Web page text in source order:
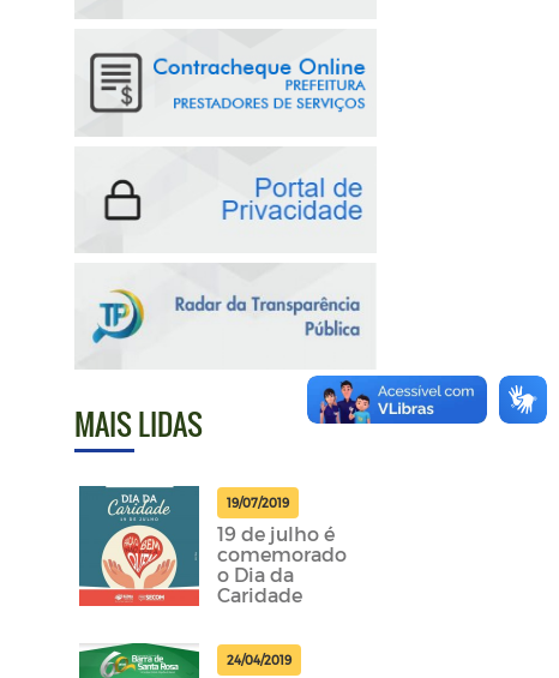
MAIS LIDAS
19/07/2019
19 de julho é
comemorado
o Dia da
Caridade
24/04/2019